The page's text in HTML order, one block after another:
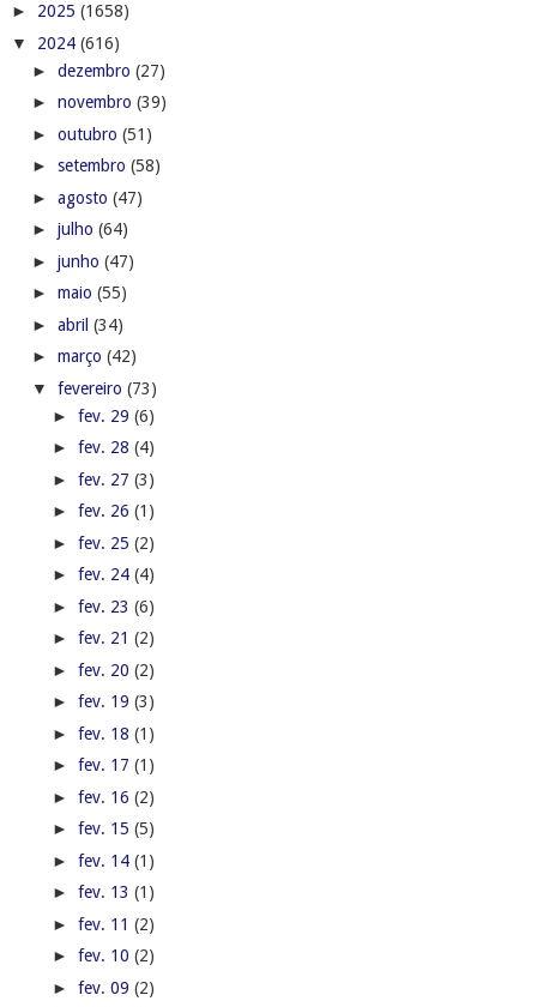
► 2025 (1658)
▼ 2024 (616)
► dezembro (27)
► novembro (39)
► outubro (51)
► setembro (58)
► agosto (47)
► julho (64)
► junho (47)
► maio (55)
► abril (34)
► março (42)
▼ fevereiro (73)
► fev. 29 (6)
► fev. 28 (4)
► fev. 27 (3)
► fev. 26 (1)
► fev. 25 (2)
► fev. 24 (4)
► fev. 23 (6)
► fev. 21 (2)
► fev. 20 (2)
► fev. 19 (3)
► fev. 18 (1)
► fev. 17 (1)
► fev. 16 (2)
► fev. 15 (5)
► fev. 14 (1)
► fev. 13 (1)
► fev. 11 (2)
► fev. 10 (2)
► fev. 09 (2)